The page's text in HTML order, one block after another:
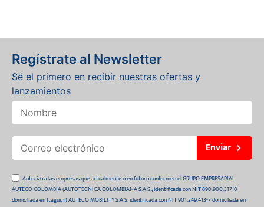
Regístrate al Newsletter
Sé el primero en recibir nuestras ofertas y
lanzamientos
Enviar
Autorizo a las empresas que actualmente o en futuro conformen el GRUPO EMPRESARIAL
AUTECO COLOMBIA (AUTOTECNICA COLOMBIANA S.A.S., identificada con NIT 890.900.317-0
domiciliada en Itagüí, ii) AUTECO MOBILITY S.A.S. identificada con NIT 901.249.413-7 domiciliada en